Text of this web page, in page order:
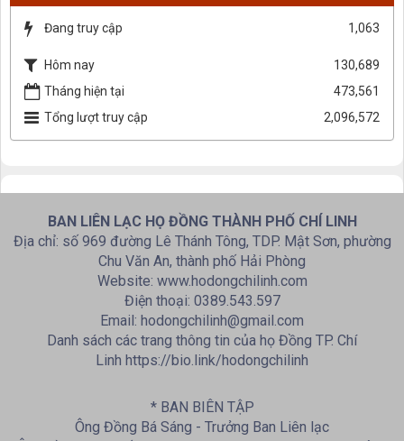
Đang truy cập 1,063
Hôm nay
130,689
Tháng hiện tại
473,561
Tổng lượt truy cập
2,096,572
BAN LIÊN LẠC HỌ ĐỒNG THÀNH PHỐ CHÍ LINH
Địa chỉ: số 969 đường Lê Thánh Tông, TDP. Mật Sơn, phường
Chu Văn An, thành phố Hải Phòng
Website: www.hodongchilinh.com
Điện thoại: 0389.543.597
Email: hodongchilinh@gmail.com
Danh sách các trang thông tin của họ Đồng TP. Chí
Linh https://bio.link/hodongchilinh
* BAN BIÊN TẬP
Ông Đồng Bá Sáng - Trưởng Ban Liên lạc